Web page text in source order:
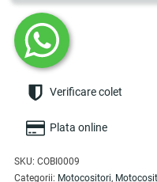
Motor
4
timpi,
62CC,
5.6
Kit
de
Verificare colet
Plata online
SKU: COBI0009
Categorii: Motocositori,